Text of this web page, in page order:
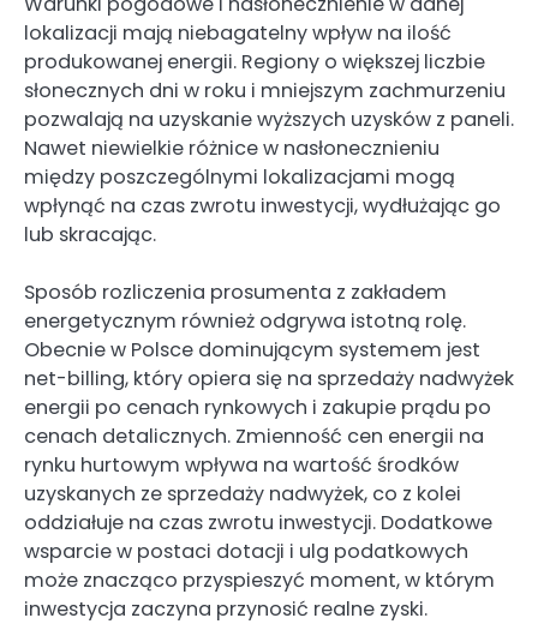
lokalizacji mają niebagatelny wpływ na ilość
produkowanej energii. Regiony o większej liczbie
słonecznych dni w roku i mniejszym zachmurzeniu
pozwalają na uzyskanie wyższych uzysków z paneli.
Nawet niewielkie różnice w nasłonecznieniu
między poszczególnymi lokalizacjami mogą
wpłynąć na czas zwrotu inwestycji, wydłużając go
lub skracając.
Sposób rozliczenia prosumenta z zakładem
energetycznym również odgrywa istotną rolę.
Obecnie w Polsce dominującym systemem jest
net-billing, który opiera się na sprzedaży nadwyżek
energii po cenach rynkowych i zakupie prądu po
cenach detalicznych. Zmienność cen energii na
rynku hurtowym wpływa na wartość środków
uzyskanych ze sprzedaży nadwyżek, co z kolei
oddziałuje na czas zwrotu inwestycji. Dodatkowe
wsparcie w postaci dotacji i ulg podatkowych
może znacząco przyspieszyć moment, w którym
inwestycja zaczyna przynosić realne zyski.